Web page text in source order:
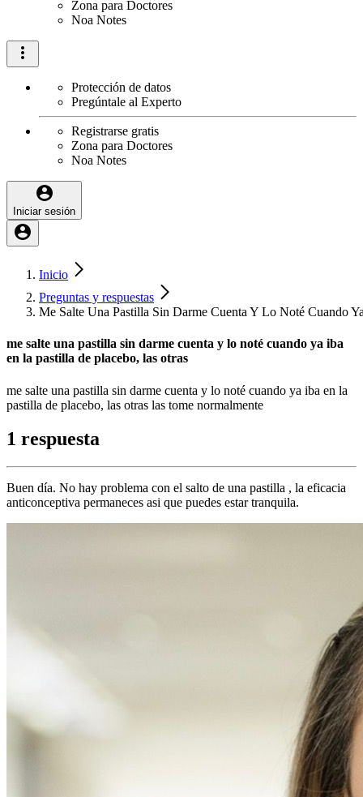
Zona para Doctores
Noa Notes
Protección de datos
Pregúntale al Experto
Registrarse gratis
Zona para Doctores
Noa Notes
Iniciar sesión
Inicio
Preguntas y respuestas
Me Salte Una Pastilla Sin Darme Cuenta Y Lo Noté Cuando
me salte una pastilla sin darme cuenta y lo noté cuando ya iba
en la pastilla de placebo, las otras
me salte una pastilla sin darme cuenta y lo noté cuando ya iba en la
pastilla de placebo, las otras las tome normalmente
1 respuesta
Buen día. No hay problema con el salto de una pastilla , la eficacia
anticonceptiva permaneces asi que puedes estar tranquila.